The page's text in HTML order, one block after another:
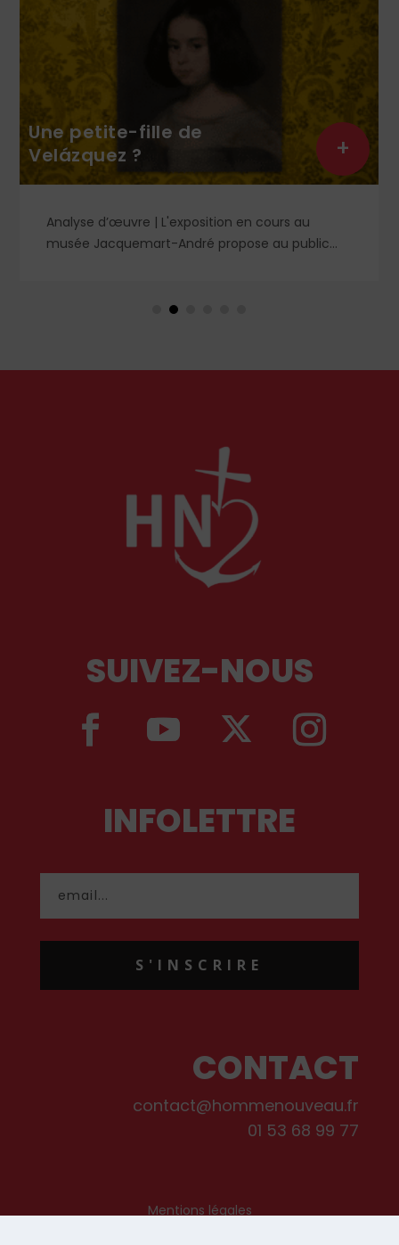
Une petite-fille de
Velázquez ?
Analyse d’œuvre | L'exposition en cours au
musée Jacquemart-André propose au public
dans un style qui tranche avec les ceux qui
+
SUIVEZ-NOUS
INFOLETTRE
S'INSCRIRE
CONTACT
contact@hommenouveau.fr
01 53 68 99 77
Mentions légales